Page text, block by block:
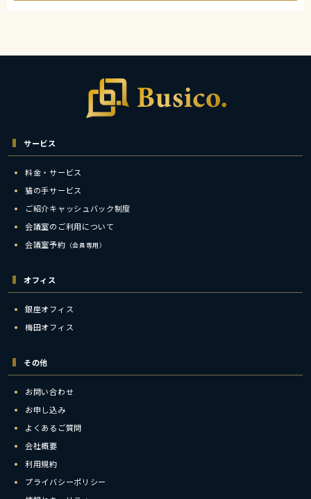
サービス
料金・サービス
猫の手サービス
ご紹介キャッシュバック制度
会議室のご利用について
会議室予約 （会員専用）
オフィス
銀座オフィス
梅田オフィス
その他
お問い合わせ
お申し込み
よくあるご質問
会社概要
利用規約
プライバシーポリシー